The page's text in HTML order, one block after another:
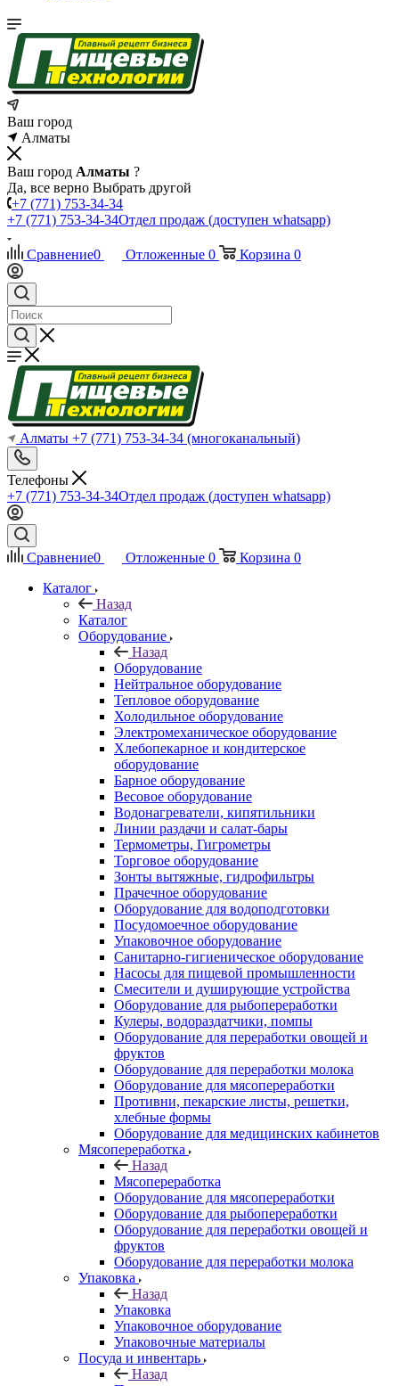
Ваш город
Алматы
Ваш город Алматы ?
Да, все верно Выбрать другой
+7 (771) 753-34-34
+7 (771) 753-34-34Отдел продаж (доступен whatsapp)
Сравнение0 Отложенные 0 Корзина 0
Алматы +7 (771) 753-34-34 (многоканальный)
Телефоны
+7 (771) 753-34-34Отдел продаж (доступен whatsapp)
Сравнение0 Отложенные 0 Корзина 0
Каталог
Назад
Каталог
Оборудование
Назад
Оборудование
Нейтральное оборудование
Тепловое оборудование
Холодильное оборудование
Электромеханическое оборудование
Хлебопекарное и кондитерское
оборудование
Барное оборудование
Весовое оборудование
Водонагреватели, кипятильники
Линии раздачи и салат-бары
Термометры, Гигрометры
Торговое оборудование
Зонты вытяжные, гидрофильтры
Прачечное оборудование
Оборудование для водоподготовки
Посудомоечное оборудование
Упаковочное оборудование
Санитарно-гигиеническое оборудование
Насосы для пищевой промышленности
Смесители и душирующие устройства
Оборудование для рыбопереработки
Кулеры, водораздатчики, помпы
Оборудование для переработки овощей и
фруктов
Оборудование для переработки молока
Оборудование для мясопереработки
Противни, пекарские листы, решетки,
хлебные формы
Оборудование для медицинских кабинетов
Мясопереработка
Назад
Мясопереработка
Оборудование для мясопереработки
Оборудование для рыбопереработки
Оборудование для переработки овощей и
фруктов
Оборудование для переработки молока
Упаковка
Назад
Упаковка
Упаковочное оборудование
Упаковочные материалы
Посуда и инвентарь
Назад